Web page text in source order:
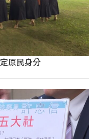
原民身分